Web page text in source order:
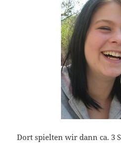
Dort spielten wir dann ca. 3